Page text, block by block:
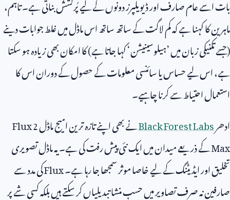
بات اسے عام صارف اور ڈیویلپرز دونوں کے لیے پُرکشش بناتی ہے۔ تاہم،
ماہرین کا کہنا ہے کہ کم لاگت کے ساتھ ساتھ اس ماڈل میں غلط جوابات دینے
(جسے تکنیکی زبان میں ’ہیلوسینیشن‘ کہا جاتا ہے) کا امکان بھی زیادہ ہو سکتا
ہے، اس لیے حساس یا سائنسی معلومات کے حصول کے دوران اس کا
استعمال احتیاط سے کرنا چاہیے۔
ادھرBlack Forest Labsنے بھی اپنے تازہ ترین امیج ماڈلFlux 2
Maxکے ذریعے میدان میں ایک نئی پیش رفت کی ہے۔ یہ ماڈل تصویری
تخلیق اور ایڈیٹنگ کے لیے خاصا موثر سمجھا جا رہا ہے۔Fluxکی مدد سے
صارفین نہ صرف تصاویر میں حسبِ منشا تبدیلیاں کر سکتے ہیں بلکہ کسی شے پر